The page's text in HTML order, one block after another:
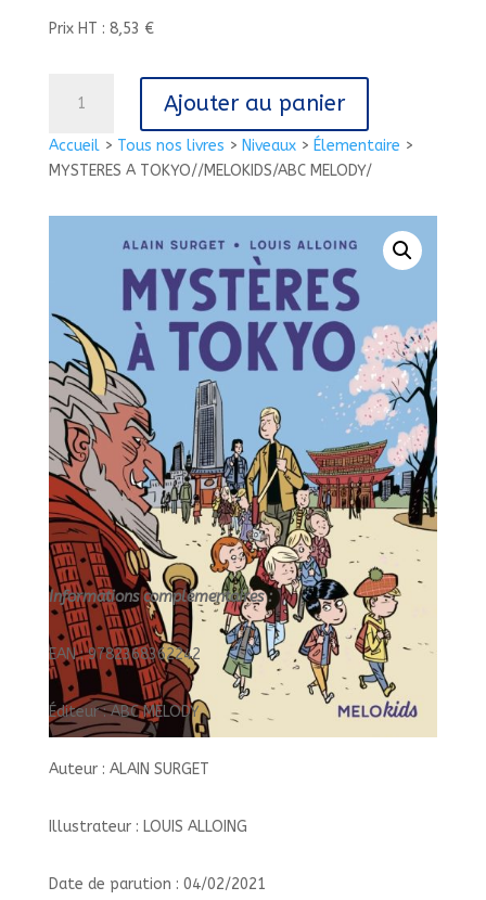
Accueil> Tous nos livres > Niveaux> Élementaire >
MYSTERES A TOKYO//MELOKIDS/ABC MELODY/
Prix HT : 8,53 €
MYSTERES
A
Ajouter au panier
Informations complémentaires :
EAN : 9782368362242
Éditeur : ABC MELODY
Auteur : ALAIN SURGET
Illustrateur : LOUIS ALLOING
Date de parution : 04/02/2021